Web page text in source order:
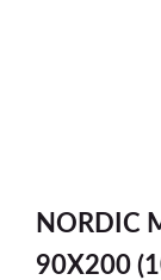
of
1
NORDIC
90X200